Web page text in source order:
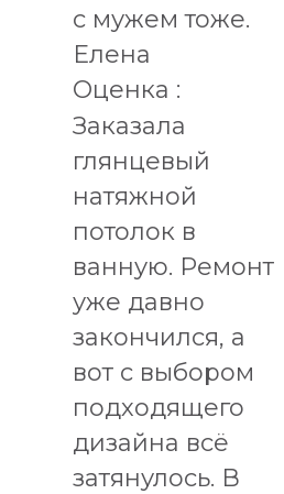
с мужем тоже.
Елена
Оценка :
Заказала
глянцевый
натяжной
потолок в
ванную. Ремонт
уже давно
закончился, а
вот с выбором
подходящего
дизайна всё
затянулось. В